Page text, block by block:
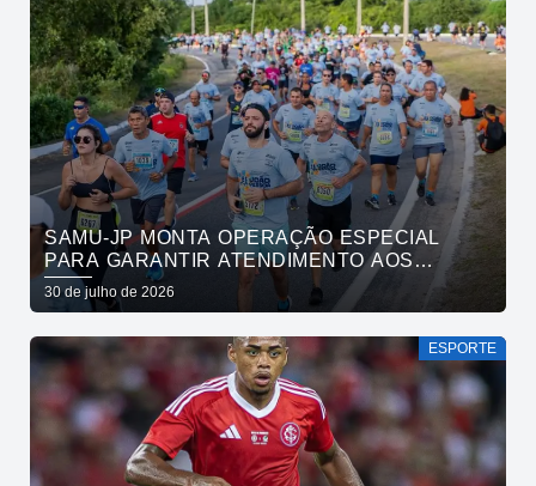
SAMU-JP MONTA OPERAÇÃO ESPECIAL
PARA GARANTIR ATENDIMENTO AOS
ATLETAS DA MARATONA INTERNACIONAL
DE JOÃO PESSOA
30 de julho de 2026
ESPORTE